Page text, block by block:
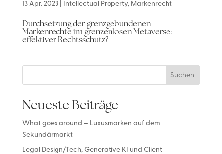
Durchsetzung der grenzgebundenen
Markenrechte im grenzenlosen Metaverse:
effektiver Rechtsschutz?
13 Apr. 2023| Intellectual Property, Markenrecht
Suchen
Neueste Beiträge
What goes around – Luxusmarken auf dem
Sekundärmarkt
Legal Design/Tech, Generative KI und Client